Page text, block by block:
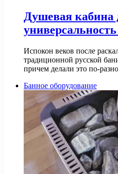
Душевая кабина
Испокон веков после
традиционной русской
причем делали это по-
Банное оборудование